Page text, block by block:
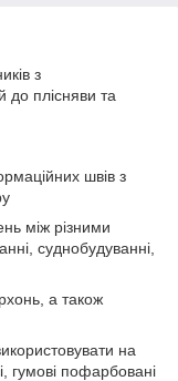
з
до плісняви та
швів з
між різними
суднобудуванні,
а також
на
гумові пофарбовані